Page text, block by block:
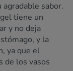
agradable sabor.
tiene un
y no deja
y la
ya que el
de los vasos